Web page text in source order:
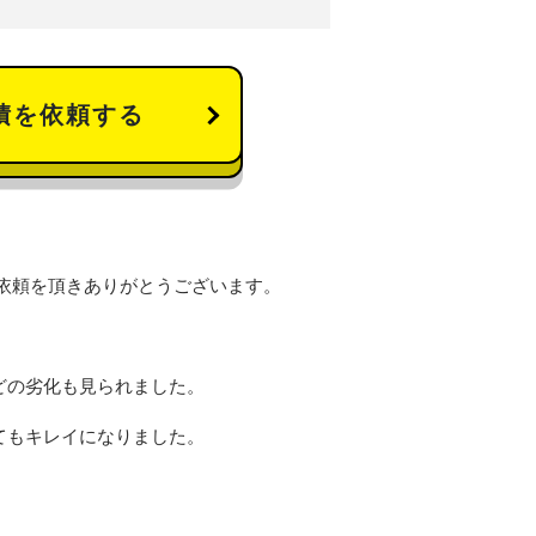
を依頼する
を頂きありがとうございます。
劣化も見られました。
キレイになりました。